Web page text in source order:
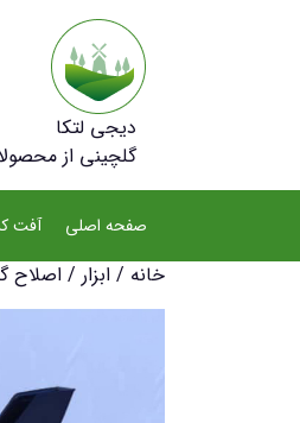
دیجی لتکا
گلچینی از
صفحه اصلی آفت
خانه / ابزار / اصلاح